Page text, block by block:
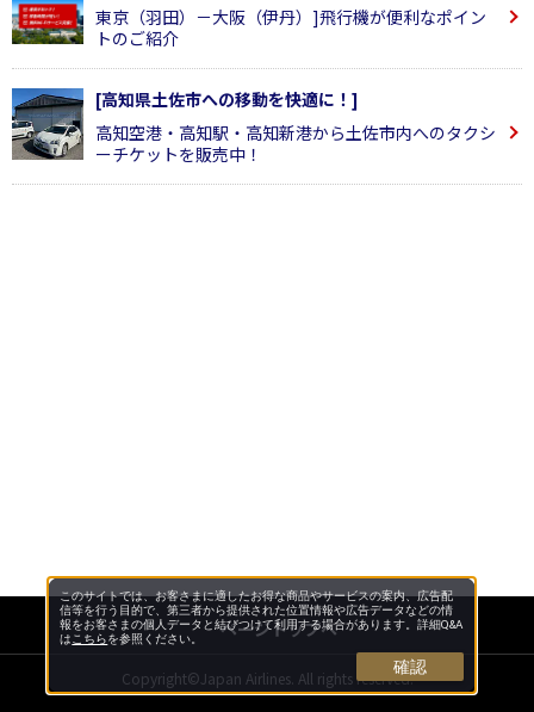
東京（羽田）－大阪（伊丹）]飛行機が便利なポイン
トのご紹介
[高知県土佐市への移動を快適に！]
高知空港・高知駅・高知新港から土佐市内へのタクシ
ーチケットを販売中！
ページトップへ
Copyright©Japan Airlines. All rights reserved.
このサイトでは、お客さまに適したお得な商品やサービスの案内、広告配
信等を行う目的で、第三者から提供された位置情報や広告データなどの情
報をお客さまの個人データと結びつけて利用する場合があります。詳細Q&A
は こちらを参照ください。
確認